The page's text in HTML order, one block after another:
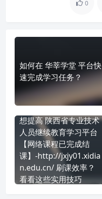
0
如何在 华莘学堂 平台快
速完成学习任务？
想提高 陕西省专业技术
人员继续教育学习平台
【网络课程已完成结
课】-http://jxjy01.xidia
n.edu.cn/ 刷课效率？
看看这些实用技巧